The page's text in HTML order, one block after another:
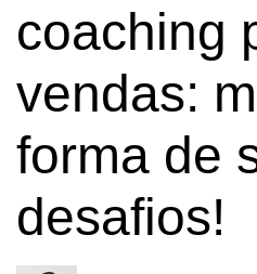
coaching
vendas:
forma de
desafios!